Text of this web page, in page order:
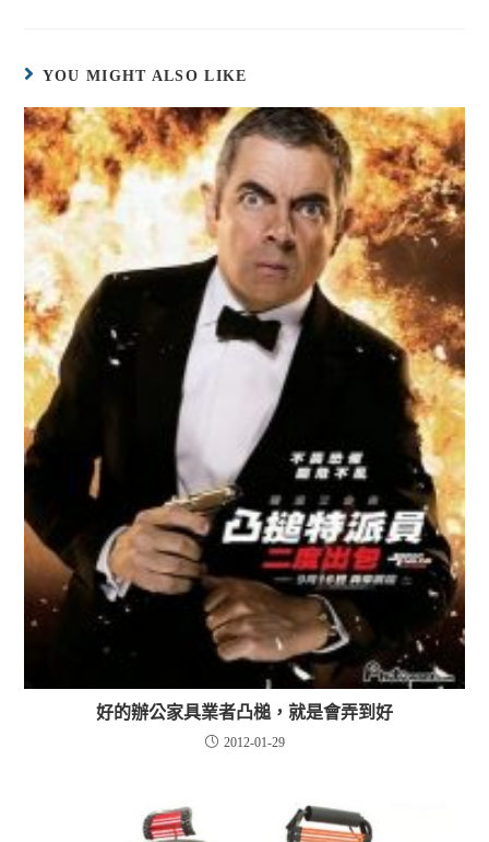
YOU MIGHT ALSO LIKE
好的辦公家具業者凸槌，就是會弄到好
2012-01-29